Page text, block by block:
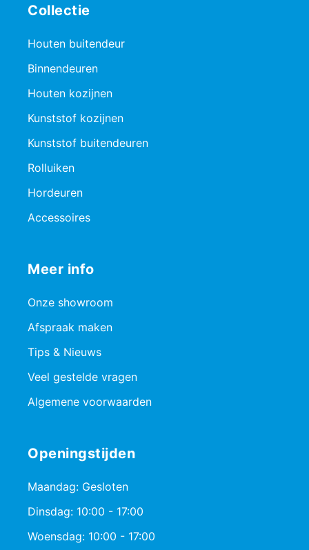
Collectie
Houten buitendeur
Binnendeuren
Houten kozijnen
Kunststof kozijnen
Kunststof buitendeuren
Rolluiken
Hordeuren
Accessoires
Meer info
Onze showroom
Afspraak maken
Tips & Nieuws
Veel gestelde vragen
Algemene voorwaarden
Openingstijden
Maandag: Gesloten
Dinsdag: 10:00 - 17:00
Woensdag: 10:00 - 17:00